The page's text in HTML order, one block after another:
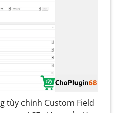
tùy chỉnh Custom Field